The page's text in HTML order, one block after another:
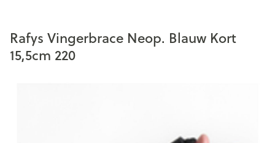
Rafys Vingerbrace Neop. Blauw Kort
15,5cm 220